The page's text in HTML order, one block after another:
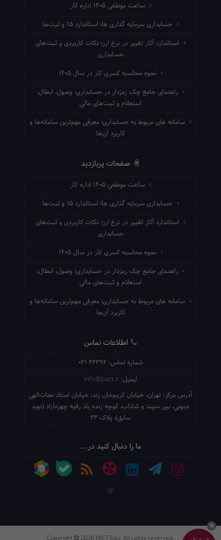
ساعت موظفی ۱۴۰۵ اداره کار
حسابداری سرمایه گذاری ها؛ استاندارد ۱۵ و ثبت‌ها
استاندارد آثار تغییر در نرخ ارز؛ نکات کاربردی و ثبت‌های
حسابداری
نحوه محاسبه کسری کار در سال ۱۴۰۵
راهنمای جامع چک رمزدار در حسابداری؛ وصول، ابطال،
استعلام و ثبت‌های مالی
سامانه های مربوط به حسابداری؛ معرفی مهم‌ترین سامانه‌ها و
کاربرد آن‌ها
صفحات پربازدید
ساعت موظفی ۱۴۰۵ اداره کار
حسابداری سرمایه گذاری ها؛ استاندارد ۱۵ و ثبت‌ها
استاندارد آثار تغییر در نرخ ارز؛ نکات کاربردی و ثبت‌های
حسابداری
نحوه محاسبه کسری کار در سال ۱۴۰۵
راهنمای جامع چک رمزدار در حسابداری؛ وصول، ابطال،
استعلام و ثبت‌های مالی
سامانه های مربوط به حسابداری؛ معرفی مهم‌ترین سامانه‌ها و
کاربرد آن‌ها
اطلاعات تماس
شماره تماس: 021 42294
ایمیل: info@pact.ir
آدرس مرکز: تهران، خیابان کریم‌خان زند، خیابان استاد نجات‌الهی
جنوبی، بین سپند و شاداب، کوچه زنده یاد رقیه چهره‌آزاد (نوید
سابق)، پلاک 23
ما را دنبال کنید در...
Copyright 2026 PACT Edu. All rights reserved.